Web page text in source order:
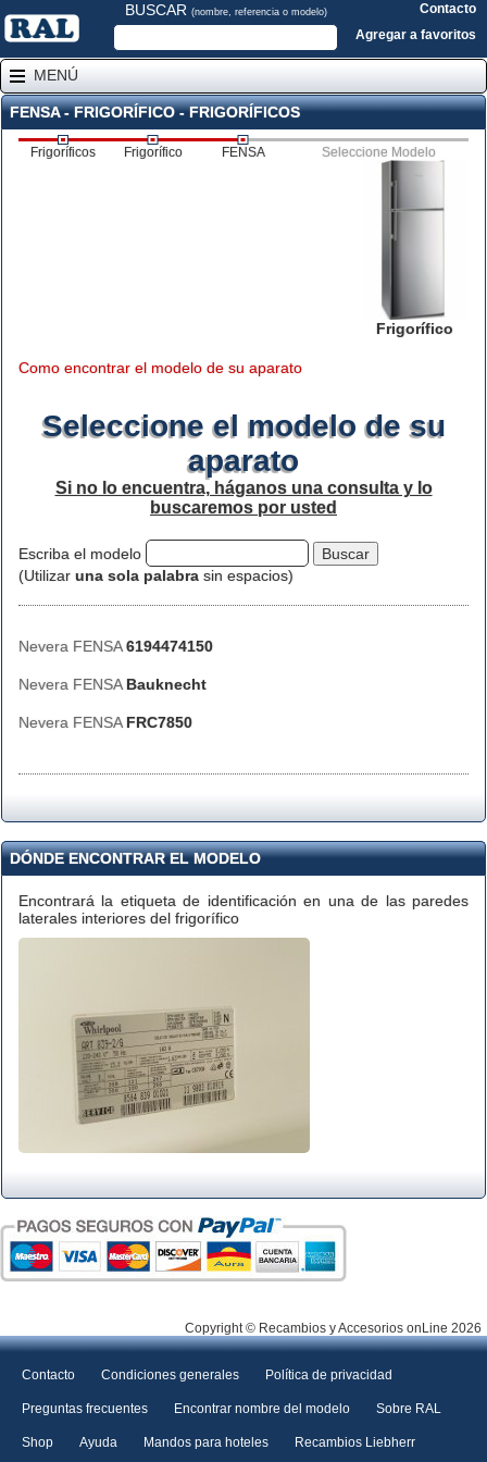
BUSCAR (nombre, referencia o modelo)
Contacto
Agregar a favoritos
MENÚ
FENSA - FRIGORÍFICO - FRIGORÍFICOS
Frigoríficos Frigorífico FENSA Seleccione Modelo
Frigorífico
Como encontrar el modelo de su aparato
Seleccione el modelo de su
aparato
Si no lo encuentra, háganos una consulta y lo
buscaremos por usted
Escriba el modelo
(Utilizar una sola palabra sin espacios)
Nevera FENSA6194474150
Nevera FENSA Bauknecht
Nevera FENSA FRC7850
DÓNDE ENCONTRAR EL MODELO
Encontrará la etiqueta de identificación en una de las paredes
laterales interiores del frigorífico
Copyright © Recambios y Accesorios onLine 2026
Contacto Condiciones generales Política de privacidad
Preguntas frecuentes Encontrar nombre del modelo Sobre RAL
Shop Ayuda Mandos para hoteles Recambios Liebherr